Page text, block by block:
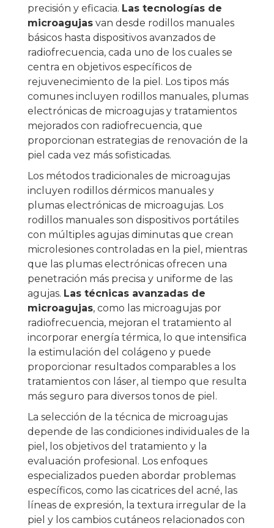
precisión y eficacia. Las tecnologías de
microagujas van desde rodillos manuales
básicos hasta dispositivos avanzados de
radiofrecuencia, cada uno de los cuales se
centra en objetivos específicos de
rejuvenecimiento de la piel. Los tipos más
comunes incluyen rodillos manuales, plumas
electrónicas de microagujas y tratamientos
mejorados con radiofrecuencia, que
proporcionan estrategias de renovación de la
piel cada vez más sofisticadas.
Los métodos tradicionales de microagujas
incluyen rodillos dérmicos manuales y
plumas electrónicas de microagujas. Los
rodillos manuales son dispositivos portátiles
con múltiples agujas diminutas que crean
microlesiones controladas en la piel, mientras
que las plumas electrónicas ofrecen una
penetración más precisa y uniforme de las
agujas. Las técnicas avanzadas de
microagujas, como las microagujas por
radiofrecuencia, mejoran el tratamiento al
incorporar energía térmica, lo que intensifica
la estimulación del colágeno y puede
proporcionar resultados comparables a los
tratamientos con láser, al tiempo que resulta
más seguro para diversos tonos de piel.
La selección de la técnica de microagujas
depende de las condiciones individuales de la
piel, los objetivos del tratamiento y la
evaluación profesional. Los enfoques
especializados pueden abordar problemas
específicos, como las cicatrices del acné, las
líneas de expresión, la textura irregular de la
piel y los cambios cutáneos relacionados con